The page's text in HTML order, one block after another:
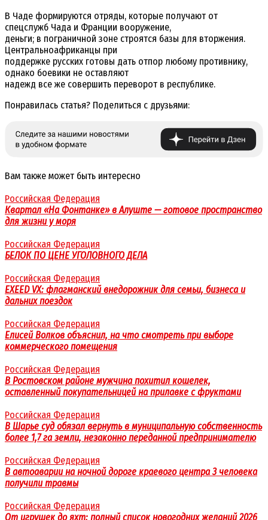
В Чаде формируются отряды, которые получают от
спецслужб Чада и Франции вооружение,
деньги; в пограничной зоне строятся базы для вторжения.
Центральноафриканцы при
поддержке русских готовы дать отпор любому противнику,
однако боевики не оставляют
надежд все же совершить переворот в республике.
Понравилась статья? Поделиться с друзьями:
Вам также может быть интересно
Российская Федерация
Квартал «На Фонтанке» в Алуште — готовое пространство
для жизни у моря
Российская Федерация
БЕЛОК ПО ЦЕНЕ УГОЛОВНОГО ДЕЛА
Российская Федерация
EXEED VX: флагманский внедорожник для семьи, бизнеса и
дальних поездок
Российская Федерация
Елисей Волков объяснил, на что смотреть при выборе
коммерческого помещения
Российская Федерация
В Ростовском районе мужчина похитил кошелек,
оставленный покупательницей на прилавке с фруктами
Российская Федерация
В Шарье суд обязал вернуть в муниципальную собственность
более 1,7 га земли, незаконно переданной предпринимателю
Российская Федерация
В автоаварии на ночной дороге краевого центра 3 человека
получили травмы
Российская Федерация
От игрушек до яхт: полный список новогодних желаний 2026